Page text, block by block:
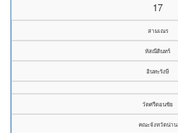
17
สามเณร
หัสณีดินทร์
อินทะรังษี
วัดศรีดอนชัย
คณะจังหวัดน่าน